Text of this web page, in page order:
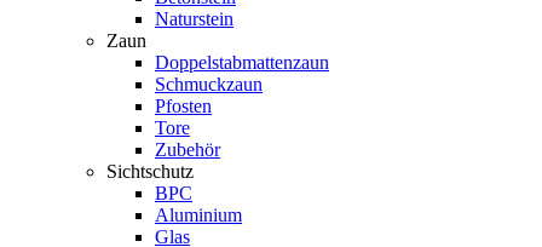
Naturstein
Zaun
Doppelstabmattenzaun
Schmuckzaun
Pfosten
Tore
Zubehör
Sichtschutz
BPC
Aluminium
Glas